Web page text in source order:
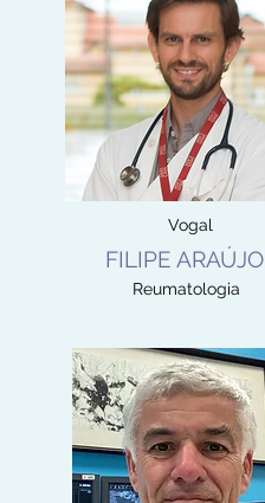
Vogal
FILIPE ARAÚJO
Reumatologia